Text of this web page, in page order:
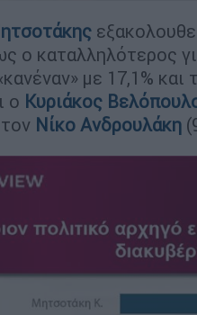
ο καταλληλότερος
με 17,1% και
ο Κυριάκος
Νίκο Ανδρουλάκη